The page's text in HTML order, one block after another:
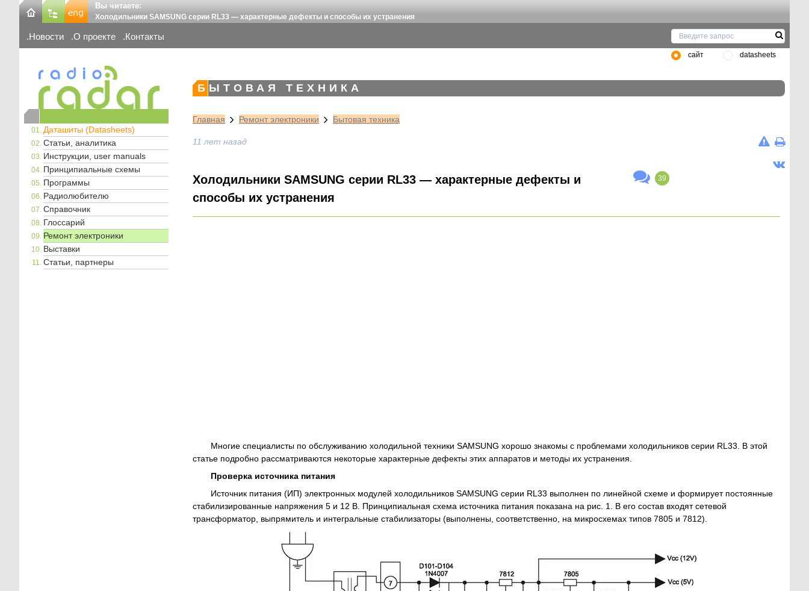
Вы читаете:
Холодильники SAMSUNG серии RL33 — характерные дефекты и способы их устранения
Новости О проекте Контакты
сайт datasheets
Даташиты (Datasheets)
Статьи, аналитика
Инструкции, user manuals
Принципиальные схемы
Программы
Радиолюбителю
Справочник
Глоссарий
Ремонт электроники
Выставки
Статьи, партнеры
БЫТОВАЯ ТЕХНИКА
Главная Ремонт электроники Бытовая техника
11 лет назад
Холодильники SAMSUNG серии RL33 — характерные дефекты и
способы их устранения
39
Многие специалисты по обслуживанию холодильной техники SAMSUNG хорошо знакомы с проблемами холодильников серии RL33. В этой
статье подробно рассматриваются некоторые характерные дефекты этих аппаратов и методы их устранения.
Проверка источника питания
Источник питания (ИП) электронных модулей холодильников SAMSUNG серии RL33 выполнен по линейной схеме и формирует постоянные
стабилизированные напряжения 5 и 12 В. Принципиальная схема источника питания показана на рис. 1. В его состав входят сетевой
трансформатор, выпрямитель и интегральные стабилизаторы (выполнены, соответственно, на микросхемах типов 7805 и 7812).